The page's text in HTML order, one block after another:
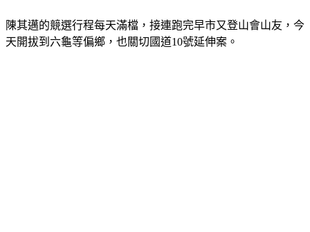
陳其邁的競選行程每天滿檔，接連跑完早市又登山會山友，今
天開拔到六龜等偏鄉，也關切國道10號延伸案。